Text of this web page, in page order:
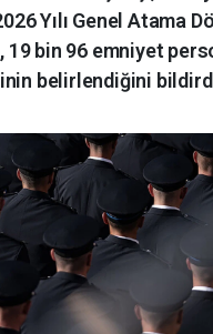
Yılı Genel Atama
19 bin 96 emniyet
belirlendiğini